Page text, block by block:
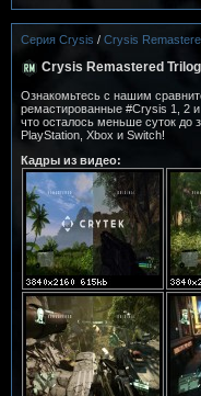
Серия Crysis / Crysis
Crysis Remastered
Ознакомьтесь с нашим
ремастированные #Crysis 1, 2
что осталось меньше суток до
PlayStation, Xbox и Switch!
Кадры из видео: